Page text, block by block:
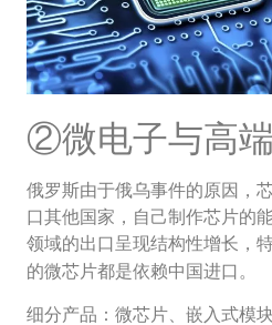
②微电子与高
俄罗斯由于俄乌事件的原因，
口其他国家，自己制作芯片的
领域的出口呈现结构性增长，
的微芯片都是依赖中国进口。
细分产品：微芯片、嵌入式模